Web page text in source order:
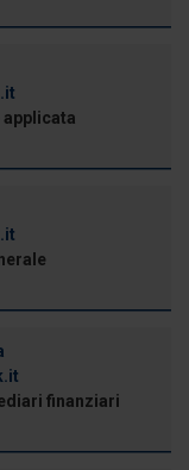
applicata
finanziari